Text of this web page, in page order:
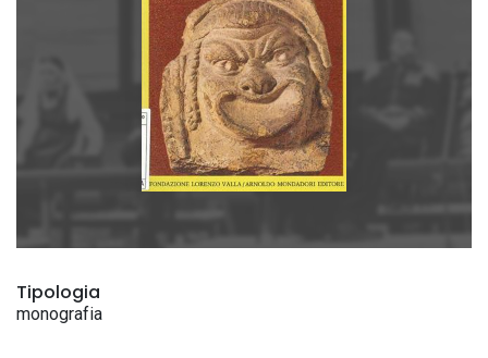
Tipologia
monografia